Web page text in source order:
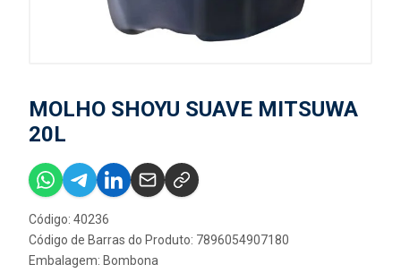
MOLHO SHOYU SUAVE MITSUWA
20L
Código: 40236
Código de Barras do Produto: 7896054907180
Embalagem: Bombona